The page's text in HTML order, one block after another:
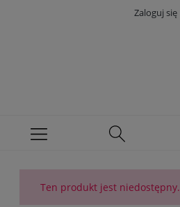
Zaloguj się
Ten produkt jest niedostępny.